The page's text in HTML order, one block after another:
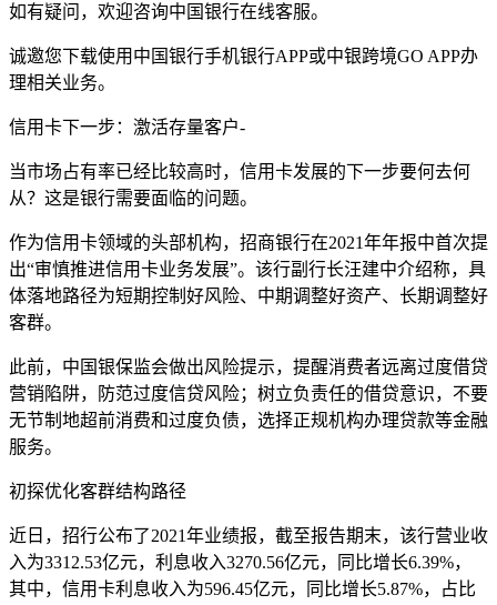
如有疑问，欢迎咨询中国银行在线客服。
诚邀您下载使用中国银行手机银行APP或中银跨境GO APP办
理相关业务。
信用卡下一步：激活存量客户-
当市场占有率已经比较高时，信用卡发展的下一步要何去何
从？这是银行需要面临的问题。
作为信用卡领域的头部机构，招商银行在2021年年报中首次提
出“审慎推进信用卡业务发展”。该行副行长汪建中介绍称，具
体落地路径为短期控制好风险、中期调整好资产、长期调整好
客群。
此前，中国银保监会做出风险提示，提醒消费者远离过度借贷
营销陷阱，防范过度信贷风险；树立负责任的借贷意识，不要
无节制地超前消费和过度负债，选择正规机构办理贷款等金融
服务。
初探优化客群结构路径
近日，招行公布了2021年业绩报，截至报告期末，该行营业收
入为3312.53亿元，利息收入3270.56亿元，同比增长6.39%，
其中，信用卡利息收入为596.45亿元，同比增长5.87%，占比